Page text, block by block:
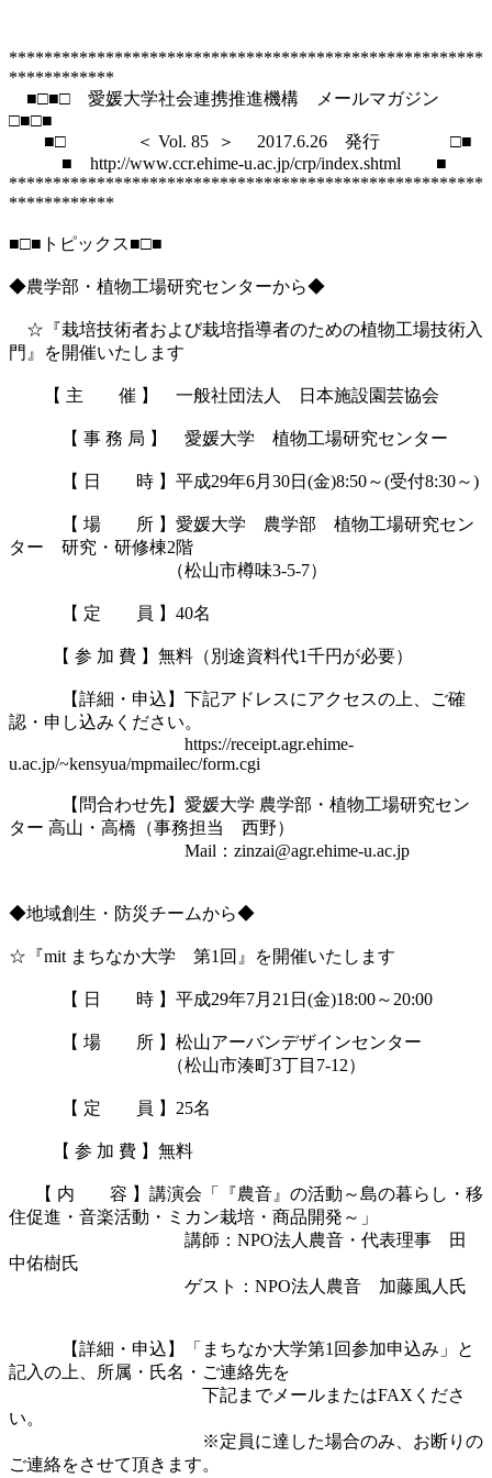
******************************************************
************
■□■□　愛媛大学社会連携推進機構　メールマガジン
□■□■
■□　　　　＜ Vol. 85  ＞ 　2017.6.26    発行　　　　□■
■　http://www.ccr.ehime-u.ac.jp/crp/index.shtml　　■
******************************************************
************
■□■トピックス■□■
◆農学部・植物工場研究センターから◆
☆『栽培技術者および栽培指導者のための植物工場技術入
門』を開催いたします
【 事 務 局 】　愛媛大学　植物工場研究センター
【 日　　時 】平成29年6月30日(金)8:50～(受付8:30～)
【 場　　所 】愛媛大学　農学部　植物工場研究セン
ター　研究・研修棟2階
（松山市樽味3-5-7）
【 定　　員 】40名
【 参 加 費 】無料（別途資料代1千円が必要）
【詳細・申込】下記アドレスにアクセスの上、ご確
認・申し込みください。
https://receipt.agr.ehime-
u.ac.jp/~kensyua/mpmailec/form.cgi
【問合わせ先】愛媛大学 農学部・植物工場研究セン
ター 高山・高橋（事務担当　西野）
Mail：zinzai@agr.ehime-u.ac.jp
◆地域創生・防災チームから◆
☆『mit まちなか大学　第1回』を開催いたします
【 日　　時 】平成29年7月21日(金)18:00～20:00
【 場　　所 】松山アーバンデザインセンター
（松山市湊町3丁目7-12）
【 定　　員 】25名
【 参 加 費 】無料
住促進・音楽活動・ミカン栽培・商品開発～」
講師：NPO法人農音・代表理事　田
中佑樹氏
ゲスト：NPO法人農音　加藤風人氏
【詳細・申込】「まちなか大学第1回参加申込み」と
記入の上、所属・氏名・ご連絡先を
下記までメールまたはFAXくださ
い。
※定員に達した場合のみ、お断りの
ご連絡をさせて頂きます。